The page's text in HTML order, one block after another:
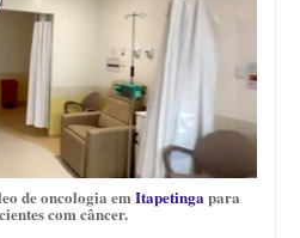
de oncologia em Itapetinga para
com câncer.